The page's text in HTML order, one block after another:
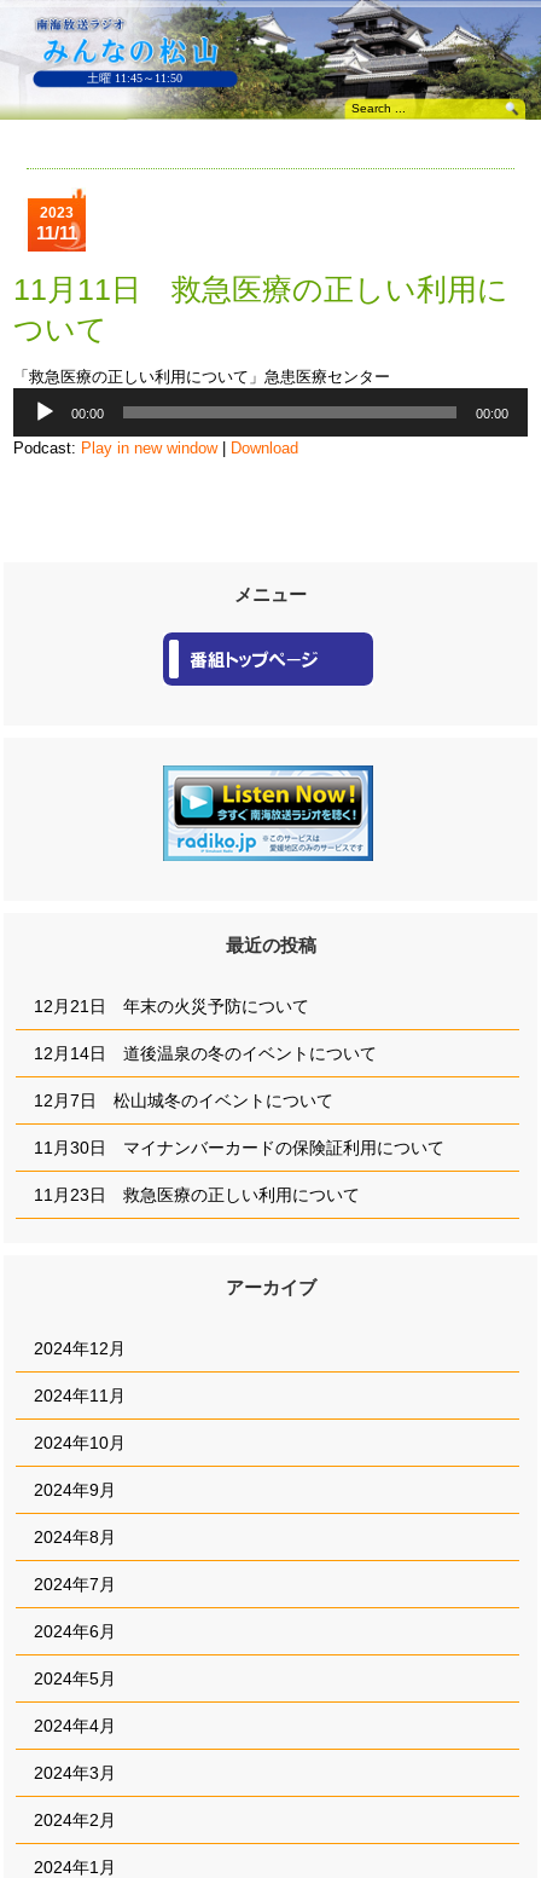
土曜 11:45～11:50
メニュー
最近の投稿
12月21日 年末の火災予防について
12月14日 道後温泉の冬のイベントについて
12月7日 松山城冬のイベントについて
11月30日 マイナンバーカードの保険証利用について
11月23日 救急医療の正しい利用について
アーカイブ
2024年12月
2024年11月
2024年10月
2024年9月
2024年8月
2024年7月
2024年6月
2024年5月
2024年4月
2024年3月
2024年2月
2024年1月
2023
11/11
11月11日 救急医療の正しい利用に
ついて
「救急医療の正しい利用について」急患医療センター
プ
00:00 00:00
Podcast: Play in new window| Download